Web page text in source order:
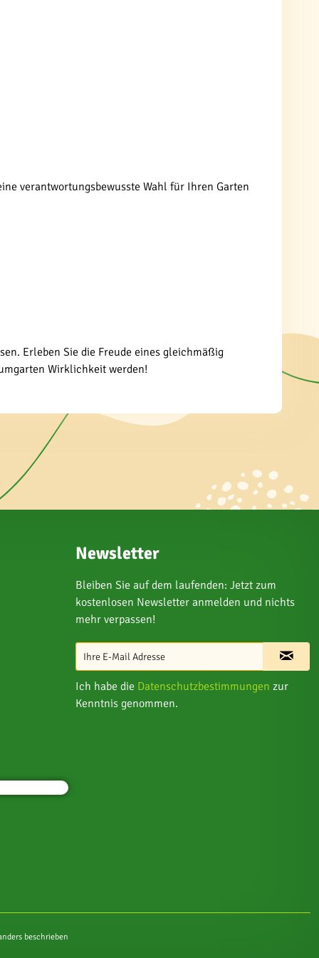
verantwortungsbewusste Wahl für Ihren Garten
Erleben Sie die Freude eines gleichmäßig
Wirklichkeit werden!
Newsletter
Bleiben Sie auf dem laufenden: Jetzt zum
kostenlosen Newsletter anmelden und nichts
mehr verpassen!
Ich habe die Datenschutzbestimmungen zur
Kenntnis genommen.
beschrieben